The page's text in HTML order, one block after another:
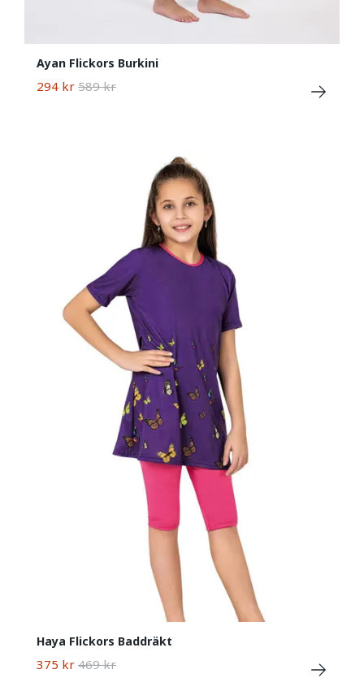
Ayan Flickors Burkini
294 kr 589 kr
Haya Flickors Baddräkt
375 kr 469 kr